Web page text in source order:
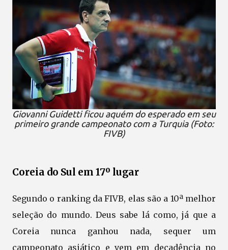
Giovanni Guidetti ficou aquém do esperado em seu
primeiro grande campeonato com a Turquia (Foto:
FIVB)
Coreia do Sul em 17º lugar
Segundo o ranking da FIVB, elas são a 10ª melhor
seleção do mundo. Deus sabe lá como, já que a
Coreia nunca ganhou nada, sequer um
campeonato asiático e vem em decadência no